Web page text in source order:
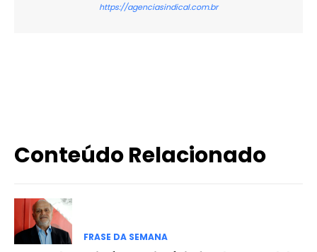
https://agenciasindical.com.br
Conteúdo Relacionado
FRASE DA SEMANA